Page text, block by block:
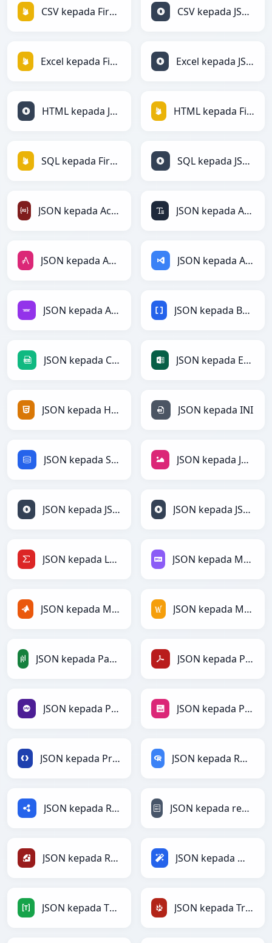
CSV kepada Firebase CSV kepada JSON
Excel kepada Firebase Excel kepada JSON
HTML kepada JSON HTML kepada Firebase
SQL kepada Firebase SQL kepada JSON
JSON kepada ActionScript JSON kepada ASCII
JSON kepada AsciiDoc JSON kepada ASP
JSON kepada Avro JSON kepada BBCode
JSON kepada CSV JSON kepada Excel
JSON kepada HTML JSON kepada INI
JSON kepada SQL JSON kepada JPEG
JSON kepada JSON JSON kepada JSONLines
JSON kepada LaTeX JSON kepada Markdown
JSON kepada MATLAB JSON kepada MediaWiki
JSON kepada PandasDataFrame JSON kepada PDF
JSON kepada PHP JSON kepada PNG
JSON kepada Protobuf JSON kepada RDataFrame
JSON kepada RDF JSON kepada reStructuredText
JSON kepada Ruby JSON kepada Magic
JSON kepada TOML JSON kepada TracWiki